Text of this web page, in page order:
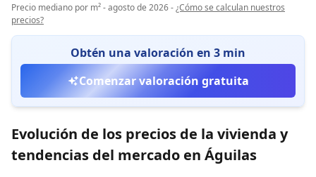
Precio mediano por m² - agosto de 2026-¿Cómo se calculan nuestros
precios?
Obtén una valoración en 3 min
Comenzar valoración gratuita
Evolución de los precios de la vivienda y
tendencias del mercado en Águilas